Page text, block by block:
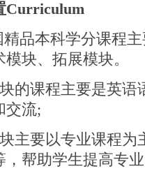
Curriculum
精品本科学分课程
块、拓展模块。
的课程主要是英语
交流;
主要以专业课程为
，帮助学生提高专